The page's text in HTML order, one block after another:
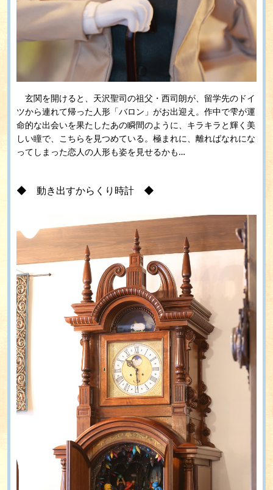
玄関を開けると、天沢聖司の祖父・西司朗が、留学先のドイ
ツから連れて帰った人形「バロン」がお出迎え。作中で雫が運
命的な出会いを果たしたあの瞬間のように、キラキラと輝く美
しい瞳で、こちらを見つめている。極まれに、離ればなれにな
ってしまった恋人の人形も姿を見せるかも…
◆ 動き出すからくり時計 ◆